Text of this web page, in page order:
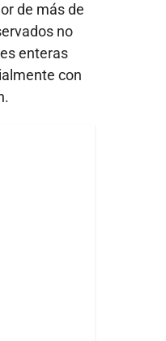
de más de
no
enteras
con